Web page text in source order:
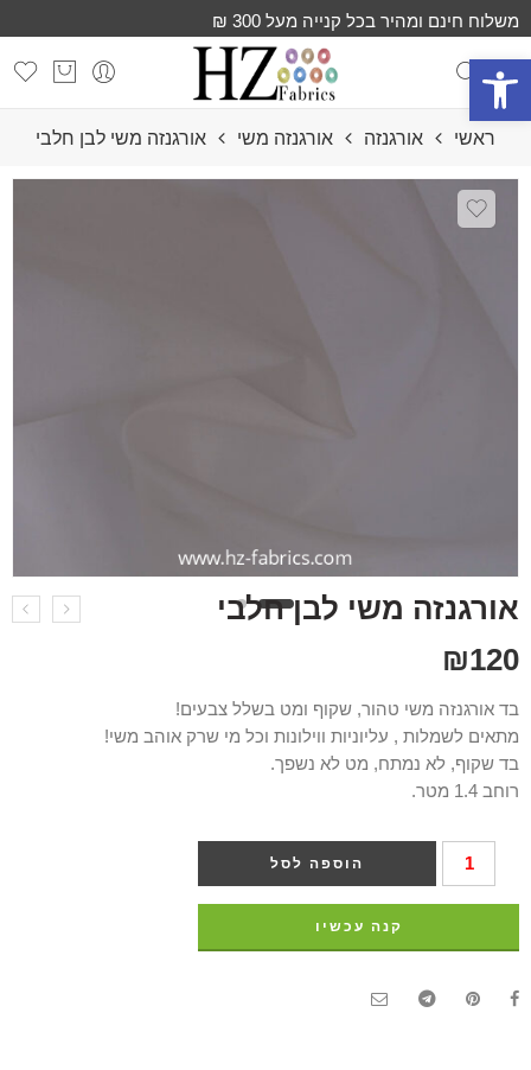
פתח סרגל נגישות
משלוח חינם ומהיר בכל קנייה מעל 300 ₪
ראשי אורגנזה אורגנזה משי אורגנזה משי לבן חלבי
אורגנזה משי לבן חלבי
₪120
בד אורגנזה משי טהור, שקוף ומט בשלל צבעים!
מתאים לשמלות , עליוניות ווילונות וכל מי שרק אוהב משי!
בד שקוף, לא נמתח, מט לא נשפך.
רוחב 1.4 מטר.
הוספה לסל
קנה עכשיו